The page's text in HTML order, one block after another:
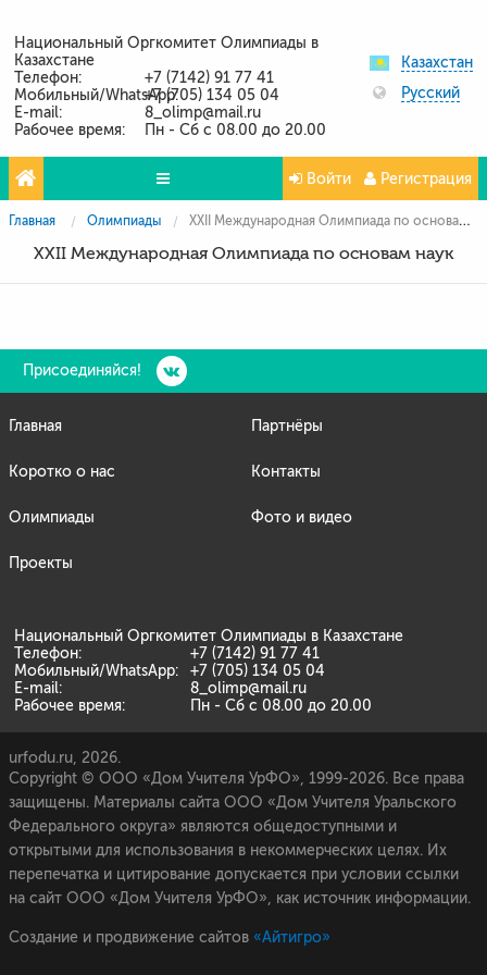
Национальный Оргкомитет Олимпиады в
Казахстане
Телефон:
+7 (7142) 91 77 41
Мобильный/WhatsApp:+7 (705) 134 05 04
E-mail:
8_olimp@mail.ru
Рабочее время:
Пн - Сб с 08.00 до 20.00
Казахстан
Русский
Олимпиады
Контакты
Фото и видео
Войти Регистрация
Главная Олимпиады XXII Международная Олимпиада по основам наук
XXII Международная Олимпиада по основам наук
Присоединяйся!
Главная
Коротко о нас
Олимпиады
Проекты
Партнёры
Контакты
Фото и видео
Национальный Оргкомитет Олимпиады в Казахстане
Телефон:
+7 (7142) 91 77 41
Мобильный/WhatsApp:
+7 (705) 134 05 04
E-mail:
8_olimp@mail.ru
Рабочее время:
Пн - Сб с 08.00 до 20.00
urfodu.ru, 2026.
Copyright © ООО «Дом Учителя УрФО», 1999-2026. Все права
защищены. Материалы сайта ООО «Дом Учителя Уральского
Федерального округа» являются общедоступными и
открытыми для использования в некоммерческих целях. Их
перепечатка и цитирование допускается при условии ссылки
на сайт ООО «Дом Учителя УрФО», как источник информации.
Создание и продвижение сайтов «Айтигро»